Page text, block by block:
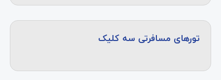
تورهای مسافرتی سه کلیک